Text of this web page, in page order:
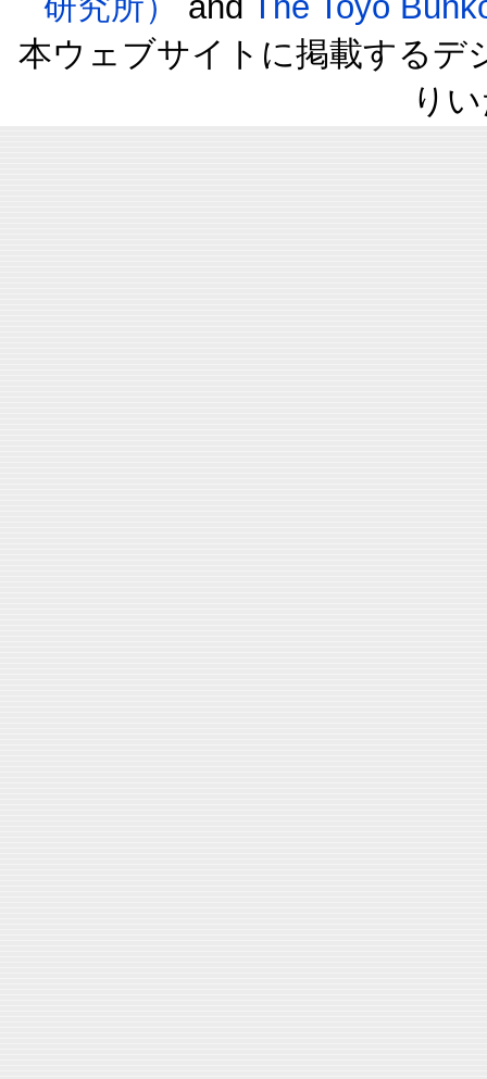
本ウェブサイトに掲載するデ
り